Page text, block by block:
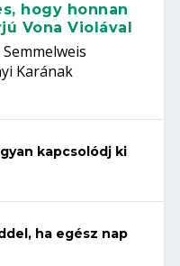
hogy honnan
Vona Violával
Karának
kapcsolódj ki
ha egész nap